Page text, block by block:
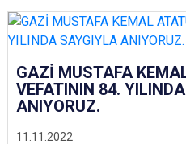
11.11.2022
GAZİ MUSTAFA
VEFATININ 84.
ANIYORUZ.